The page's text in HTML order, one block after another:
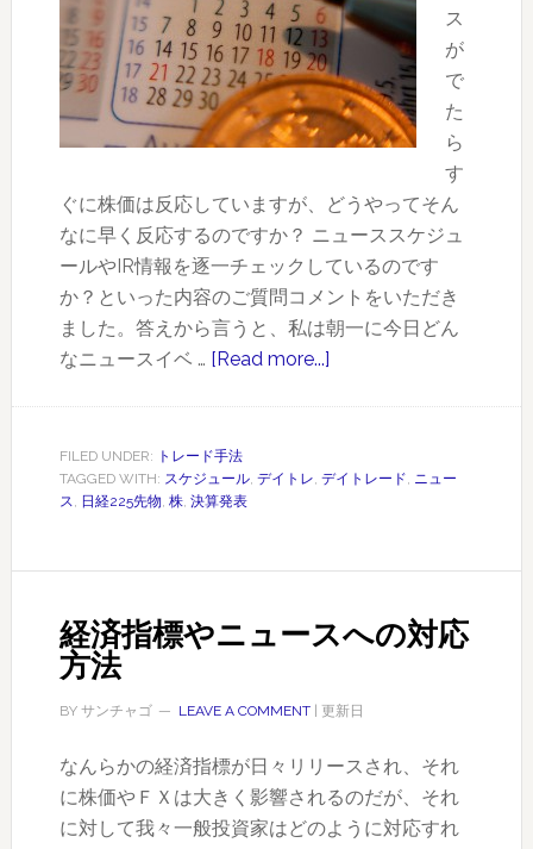
ス
が
で
た
ら
す
ぐに株価は反応していますが、どうやってそん
なに早く反応するのですか？ ニューススケジュ
ールやIR情報を逐一チェックしているのです
か？といった内容のご質問コメントをいただき
ました。答えから言うと、私は朝一に今日どん
なニュースイベ … [Read more...]
ス
ン
や
算
表
の
時
FILED UNDER: トレード手法
TAGGED WITH: スケジュール, デイトレ, デイトレード, ニュー
ス, 日経225先物, 株, 決算発表
経済指標やニュースへの対応
方法
BY サンチャゴ LEAVE A COMMENT| 更新日
なんらかの経済指標が日々リリースされ、それ
に株価やＦＸは大きく影響されるのだが、それ
に対して我々一般投資家はどのように対応すれ